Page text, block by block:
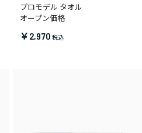
プロモデル タオル
オープン価格
￥2,970